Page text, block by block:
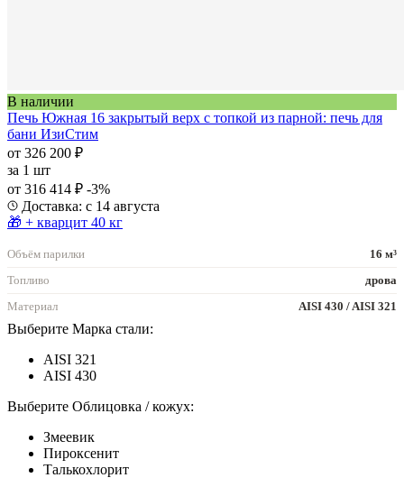
В наличии
Печь Южная 16 закрытый верх с топкой из парной: печь для
бани ИзиСтим
от 326 200 ₽
за 1 шт
от 316 414 ₽ -3%
Доставка: с 14 августа
🎁 + кварцит 40 кг
Объём парилки
16 м³
Топливо
дрова
Материал
AISI 430 / AISI 321
Выберите Марка стали:
AISI 321
AISI 430
Выберите Облицовка / кожух:
Змеевик
Пироксенит
Талькохлорит